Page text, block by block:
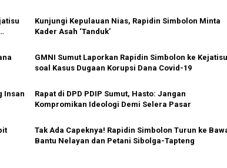
Kunjungi Kepulauan Nias, Rapidin Simbolon Minta
Kader Asah ‘Tanduk’
GMNI Sumut Laporkan Rapidin Simbolon ke Kejatisu
soal Kasus Dugaan Korupsi Dana Covid-19
Insan
Rapat di DPD PDIP Sumut, Hasto: Jangan
Kompromikan Ideologi Demi Selera Pasar
Tak Ada Capeknya! Rapidin Simbolon Turun ke
Bantu Nelayan dan Petani Sibolga-Tapteng